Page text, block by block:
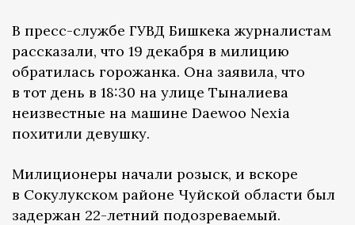
В пресс-службе ГУВД Бишкека журналистам
рассказали, что 19 декабря в милицию
обратилась горожанка. Она заявила, что
в тот день в 18:30 на улице Тыналиева
неизвестные на машине Daewoo Nexia
похитили девушку.
Милиционеры начали розыск, и вскоре
в Сокулукском районе Чуйской области был
задержан 22-летний подозреваемый.